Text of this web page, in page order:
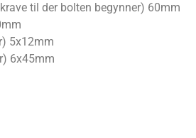
til der bolten begynner) 60mm
5x12mm
6x45mm